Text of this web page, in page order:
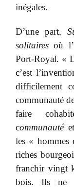
inégales.
D’une part,
solitaires où
Port-Royal. «
c’est
difficilement
communauté
faire
communautéet
les « hommes
riches
franchir vingt
bois. Ils ne